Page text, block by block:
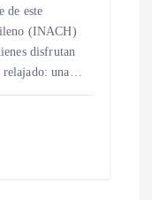
de este
(INACH)
disfrutan
una…